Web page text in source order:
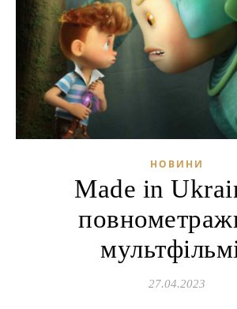
НОВИНИ
Made in
27.04.2023